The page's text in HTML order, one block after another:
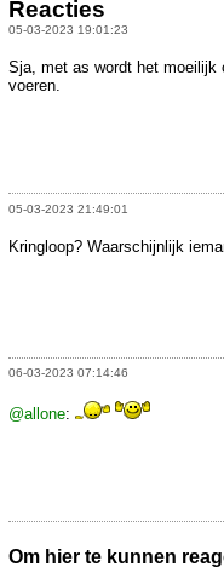
Reacties
05-03-2023 19:01:23
Sja, met as wordt het moeilijk
voeren.
05-03-2023 21:49:01
Kringloop? Waarschijnlijk
06-03-2023 07:14:46
@allone:
Om hier te kunnen